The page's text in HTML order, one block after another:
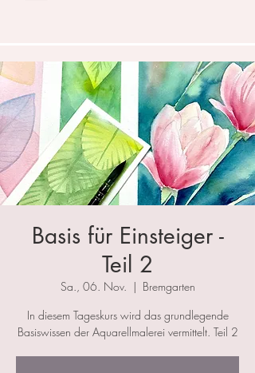
Basis für Einsteiger -
Teil 2
Sa., 06. Nov.
  |
Bremgarten
In diesem Tageskurs wird das grundlegende
Basiswissen der Aquarellmalerei vermittelt. Teil 2